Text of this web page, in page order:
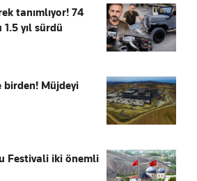
tanımlıyor! 74
1.5 yıl sürdü
birden! Müjdeyi
Festivali iki önemli